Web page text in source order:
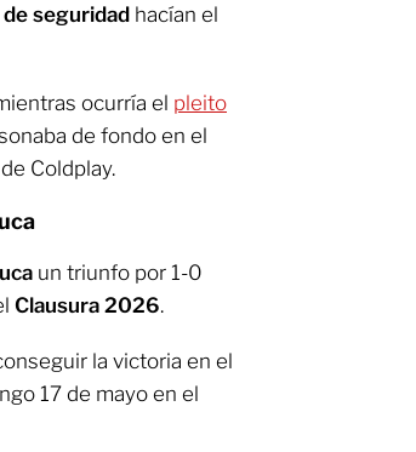
seguridad hacían el
ocurría el pleito
de fondo en el
Coldplay.
un triunfo por 1-0
Clausura 2026.
la victoria en el
17 de mayo en el